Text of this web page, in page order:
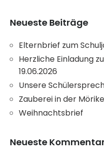
Neueste Beiträge
Elternbrief zum
Herzliche Einladung
19.06.2026
Unsere
Zauberei in der
Weihnachtsbrief
Neueste